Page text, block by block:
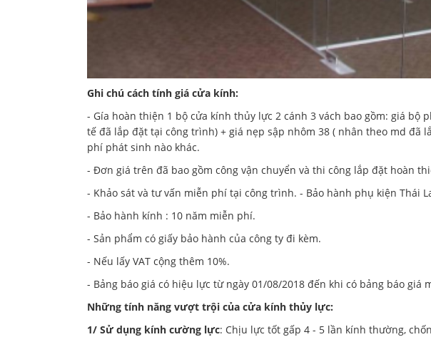
Ghi chú cách tính giá cửa kính:
- Gía hoàn thiện 1 bộ cửa kính thủy lực 2 cánh 3 vách bao gồm: giá bộ
tế đã lắp đặt tại công trình) + giá nẹp sập nhôm 38 ( nhân theo md đã
phí phát sinh nào khác.
- Đơn giá trên đã bao gồm công vận chuyển và thi công lắp đặt hoàn
- Khảo sát và tư vấn miễn phí tại công trình. - Bảo hành phụ kiện Thái
- Bảo hành kính : 10 năm miễn phí.
- Sản phẩm có giấy bảo hành của công ty đi kèm.
- Nếu lấy VAT cộng thêm 10%.
- Bảng báo giá có hiệu lực từ ngày 01/08/2018 đến khi có bảng báo giá
Những tính năng vượt trội của cửa kính thủy lực:
1/ Sử dụng kính cường lực: Chịu lực tốt gấp 4 - 5 lần kính thường,